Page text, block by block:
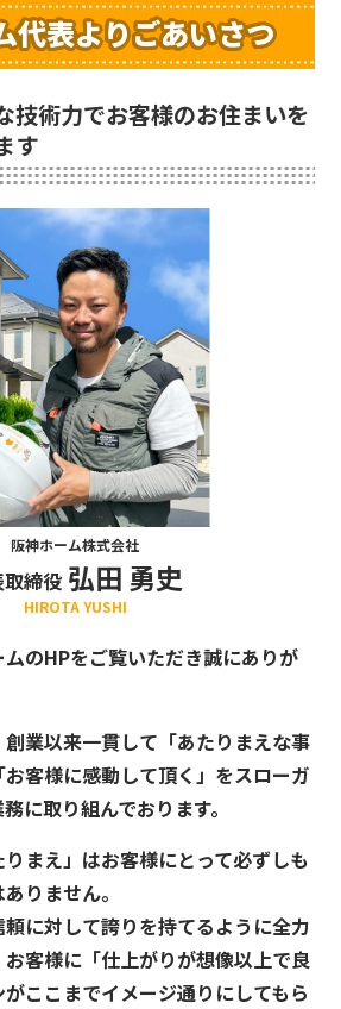
代表よりごあいさつ
技術力でお客様のお住まいを
す
阪神ホーム株式会社
締役 弘田 勇史
HIROTA YUSHI
のHPをご覧いただき誠にありが
業以来一貫して「あたりまえな事
客様に感動して頂く」をスローガ
に取り組んでおります。
まえ」はお客様にとって必ずしも
りません。
に対して誇りを持てるように全力
客様に「仕上がりが想像以上で良
ここまでイメージ通りにしてもら